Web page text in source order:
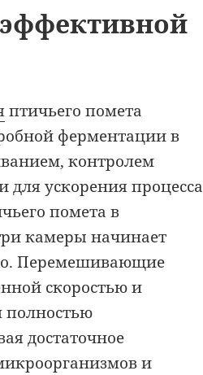
птичьего помета
ферментации в
контролем
ускорения процесса
помета в
камеры начинает
Перемешивающие
скоростью и
полностью
достаточное
и